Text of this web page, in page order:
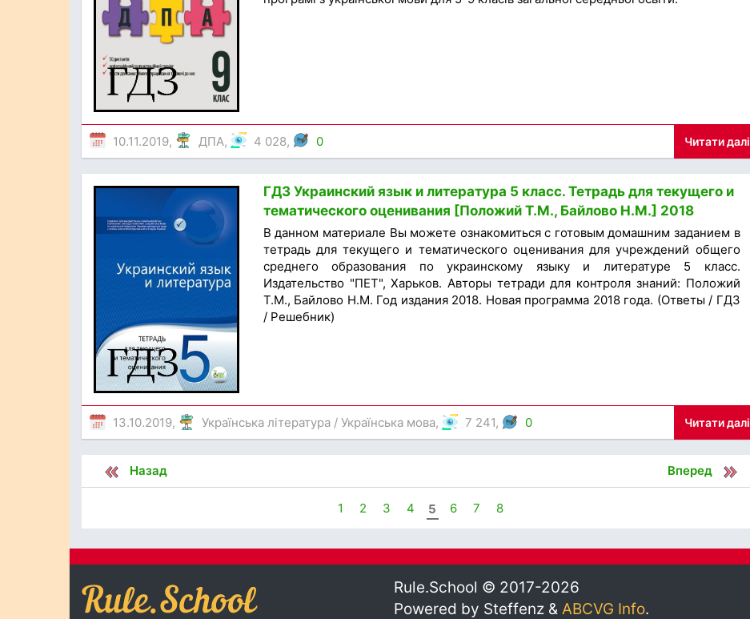
10.11.2019, ДПА, 4 028, 0 Читати далі
ГДЗ Украинский язык и литература 5 класс. Тетрадь для текущего и
тематического оценивания [Положий Т.М., Байлово Н.М.] 2018
В данном материале Вы можете ознакомиться с готовым домашним заданием в
тетрадь для текущего и тематического оценивания для учреждений общего
среднего образования по украинскому языку и литературе 5 класс.
Издательство "ПЕТ", Харьков. Авторы тетради для контроля знаний: Положий
Т.М., Байлово Н.М. Год издания 2018. Новая программа 2018 года. (Ответы / ГДЗ
/ Решебник)
13.10.2019, Українська література / Українська мова, 7 241, 0 Читати далі
Назад Вперед
1 2 3 4 5 6 7 8
Rule.School © 2017-2026
Powered by Steffenz & ABCVG Info.